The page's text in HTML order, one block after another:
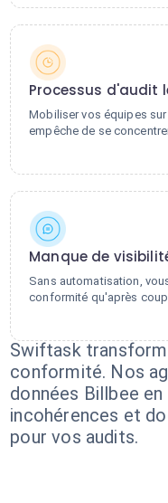
Processus d'audit
Mobiliser vos équipes
empêche de se
Manque de
Sans automatisation,
conformité qu'après
Swiftask
conformité. Nos
données Billbee
incohérences et
pour vos audits.